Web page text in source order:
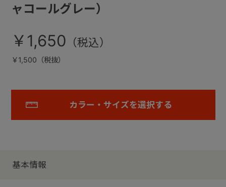
ャコールグレー）
￥1,650
￥1,500（税抜）
カラー・サイズを選択する
基本情報